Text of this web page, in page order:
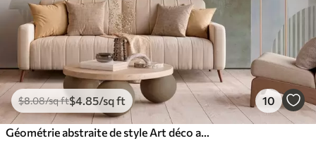
$8.08/sq ft$4 .85/sq ft 10